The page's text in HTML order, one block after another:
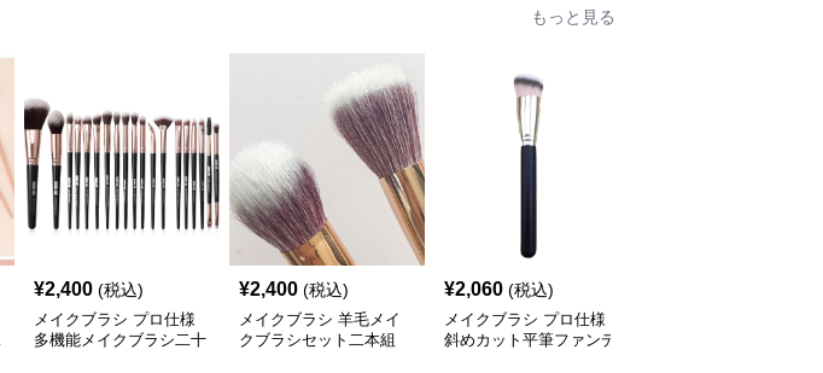
もっと見る
¥2,400 (税込)
メイクブラシ プロ仕様
多機能メイクブラシ二十
¥2,400 (税込)
メイクブラシ 羊毛メイ
クブラシセット二本組
¥2,060 (税込)
メイクブラシ プロ仕様
斜めカット平筆ファンデ